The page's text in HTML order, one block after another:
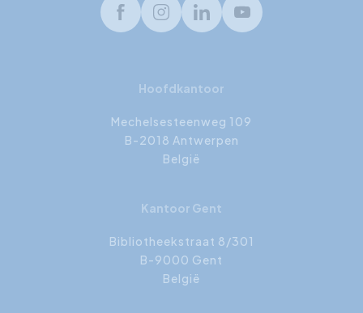
FacebookInstagramLinkedInYoutube
Hoofdkantoor
Mechelsesteenweg 109
B-2018 Antwerpen
België
Kantoor Gent
Bibliotheekstraat 8/301
B-9000 Gent
België